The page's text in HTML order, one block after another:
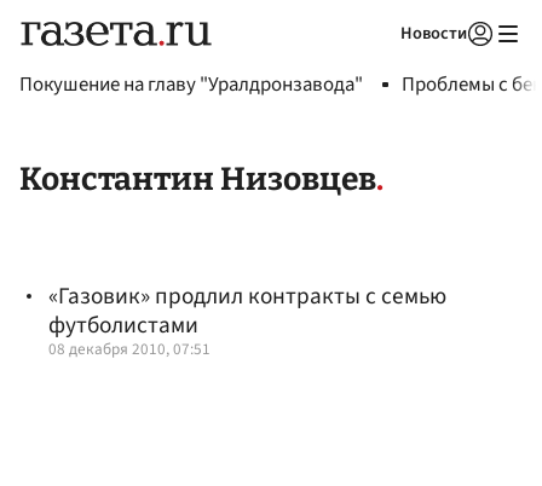
Новости
Покушение на главу "Уралдронзавода" Проблемы с
Константин Низовцев
«Газовик» продлил контракты с семью
футболистами
08 декабря 2010, 07:51